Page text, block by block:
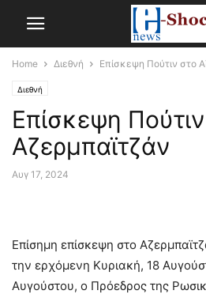
Home Διεθνή Επίσκεψη Πούτιν στο
Διεθνή
Επίσκεψη
Αζερμπαϊτζάν
Αυγ 17, 2024
Επίσημη επίσκεψη στο
την ερχόμενη Κυριακή, 18
Αυγούστου, ο Πρόεδρος της